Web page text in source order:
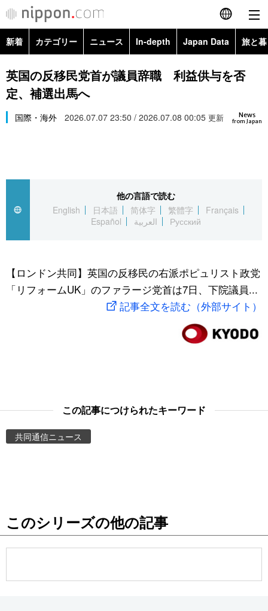
English
简体字
Русский
カテゴリー
経済・ビジネス
国際
文化
トップ
アーカイブ
In-depth
Japan Data
動画/Live
お知らせ
新着 カテゴリー ニュース In-depth Japan Data 旅と
政治・外交
経済・ビジネス
スポーツ・東京2020
Topics
英国の反移民党首が議員辞職 利益供与を否
定、補選出馬へ
News
from Japan
国際・海外 2026.07.07 23:50 / 2026.07.08 00:05 更新
他の言語で読む
English
日本語 简体字 繁體字
Français
Español
العربية Русский
【ロンドン共同】英国の反移民の右派ポピュリスト政党
「リフォームUK」のファラージ党首は7日、下院議員...
記事全文を読む（外部サイト）
この記事につけられたキーワード
共同通信ニュース
このシリーズの他の記事